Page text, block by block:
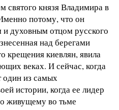
князя Владимира в
потому, что он
и духовным отцом русского
над берегами
крещения киевлян, явила
веках. И сейчас, когда
один из самых
истории, когда ее лидер
живущему во тьме